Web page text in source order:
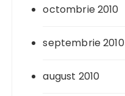
octombrie 2010
septembrie 2010
august 2010